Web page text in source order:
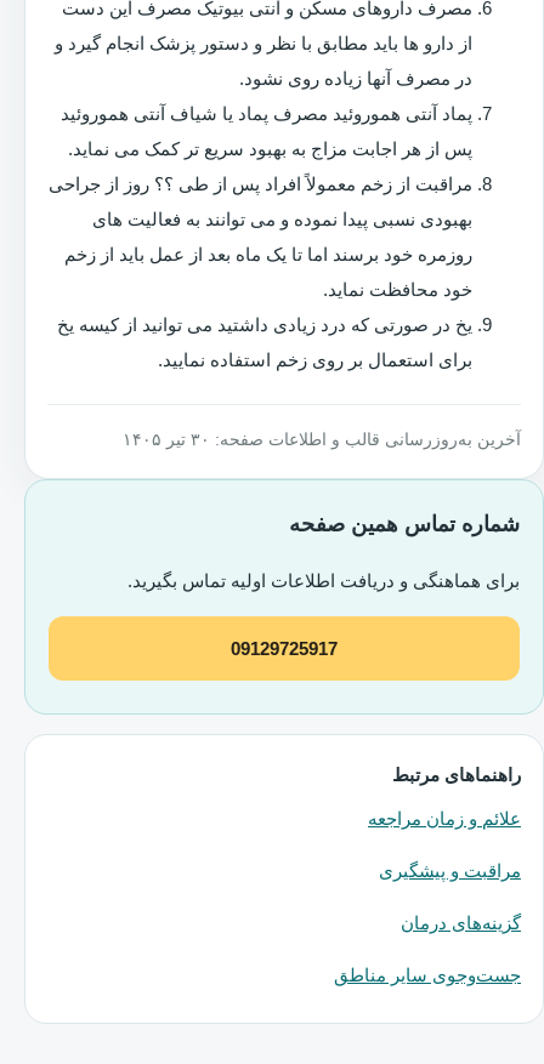
مصرف داروهای مسکن و آنتی بیوتیک مصرف این دست
از دارو ها باید مطابق با نظر و دستور پزشک انجام گیرد و
در مصرف آنها زیاده روی نشود.
پماد آنتی هموروئید مصرف پماد یا شیاف آنتی هموروئید
پس از هر اجابت مزاج به بهبود سریع تر کمک می نماید.
مراقبت از زخم معمولاً افراد پس از طی ؟؟ روز از جراحی
بهبودی نسبی پیدا نموده و می توانند به فعالیت های
روزمره خود برسند اما تا یک ماه بعد از عمل باید از زخم
خود محافظت نماید.
یخ در صورتی که درد زیادی داشتید می توانید از کیسه یخ
برای استعمال بر روی زخم استفاده نمایید.
آخرین به‌روزرسانی قالب و اطلاعات صفحه: ۳۰ تیر ۱۴۰۵
شماره تماس همین صفحه
برای هماهنگی و دریافت اطلاعات اولیه تماس بگیرید.
09129725917
راهنماهای مرتبط
علائم و زمان مراجعه
مراقبت و پیشگیری
گزینه‌های درمان
جست‌وجوی سایر مناطق